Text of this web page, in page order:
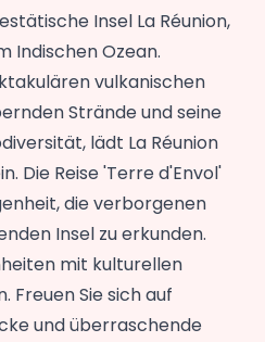
Insel La Réunion,
Indischen Ozean.
vulkanischen
Strände und seine
lädt La Réunion
Die Reise 'Terre d'Envol'
die verborgenen
Insel zu erkunden.
mit kulturellen
Freuen Sie sich auf
und überraschende